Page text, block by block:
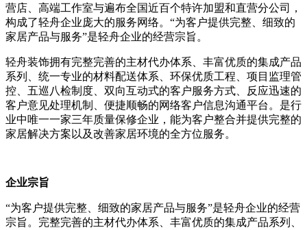
营店、高端工作室与遍布全国近百个特许加盟和直营分公司，
构成了轻舟企业庞大的服务网络。“为客户提供完整、细致的
家居产品与服务”是轻舟企业的经营宗旨。
轻舟装饰拥有完整完善的主材代办体系、丰富优质的集成产品
系列、统一专业的材料配送体系、环保优质工程、项目监理管
控、五巡八检制度、双向互动式的客户服务方式、反应迅速的
客户意见处理机制、便捷顺畅的网络客户信息沟通平台。是行
业中唯一一家三年质量保修企业，能为客户整合并提供完整的
家居解决方案以及改善家居环境的全方位服务。
企业宗旨
“为客户提供完整、细致的家居产品与服务”是轻舟企业的经营
宗旨。完整完善的主材代办体系、丰富优质的集成产品系列、